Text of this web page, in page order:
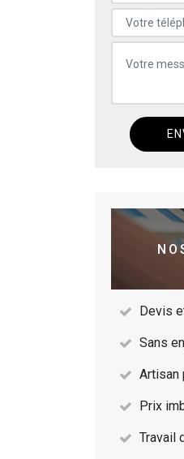
Devis
Sans
Artisan
Prix
Travail